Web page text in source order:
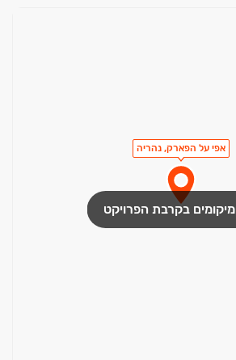
אפי על הפארק, נהריה
מיקומים בקרבת הפרויקט